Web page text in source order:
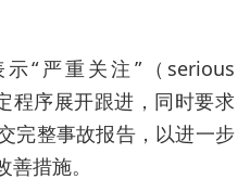
“严重关注”（serious
程序展开跟进，同时要求
完整事故报告，以进一步
措施。